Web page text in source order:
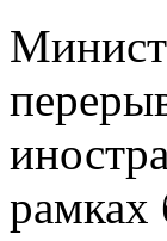
рамках